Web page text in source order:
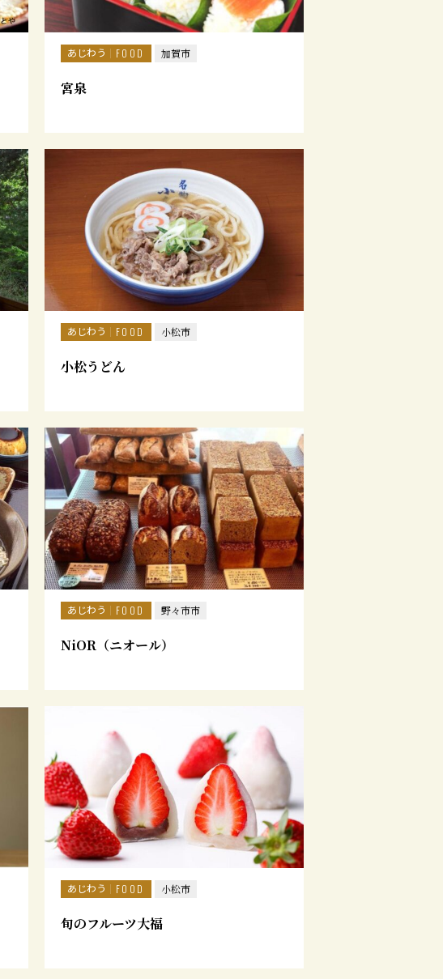
あじわう FOOD 加賀市
宮泉
あじわう FOOD 小松市
小松うどん
あじわう FOOD 野々市市
NiOR（ニオール）
あじわう FOOD 小松市
旬のフルーツ大福